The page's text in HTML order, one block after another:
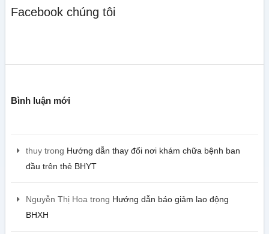
Facebook chúng tôi
Bình luận mới
thuytrong Hướng dẫn thay đổi nơi khám chữa bệnh ban
đầu trên thẻ BHYT
Nguyễn Thị Hoa trong Hướng dẫn báo giảm lao động
BHXH